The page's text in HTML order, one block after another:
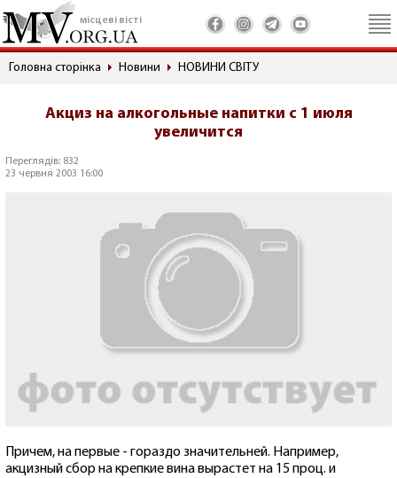
місцеві вісті
Головна сторінка Новини НОВИНИ СВІТУ
Акциз на алкогольные напитки с 1 июля
увеличится
Переглядів: 832
23 червня 2003 16:00
Причем, на первые - гораздо значительней. Например,
акцизный сбор на крепкие вина вырастет на 15 проц. и